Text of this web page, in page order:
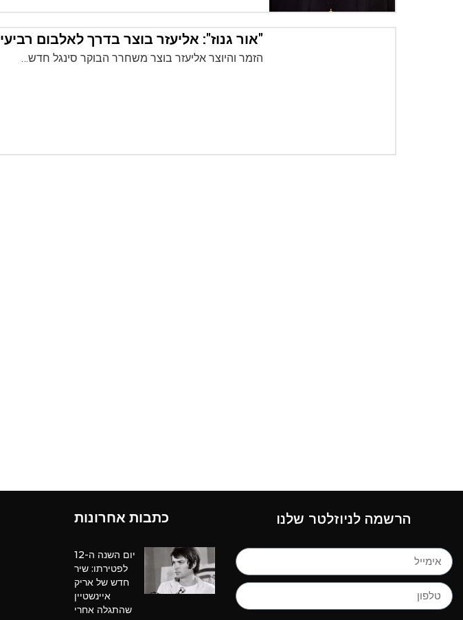
"אור גנוז": אליעזר בוצר בדרך לאלבום רביעי
הזמר והיוצר אליעזר בוצר משחרר הבוקר סינגל חדש…
הרשמה לניוזלטר שלנו כתבות אחרונות
יום השנה ה-12
לפטירתו: שיר
חדש של אריק
איינשטיין
שהתגלה אחרי